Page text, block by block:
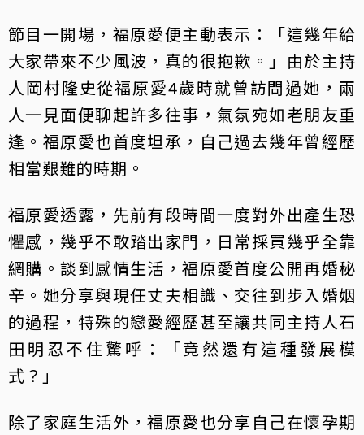
節目一開場，福原愛便主動表示：「這幾年給
大家帶來不少風波，真的很抱歉。」由於主持
人岡村隆史從福原愛4歲時就曾訪問過她，兩
人一見面便聊起許多往事，氣氛宛如老朋友重
逢。福原愛也首度坦承，自己過去幾年曾經歷
相當艱難的時期。
福原愛透露，先前有段時間一度對外出產生恐
懼感，幾乎不敢踏出家門，日常採買幾乎全靠
網購。談到感情生活，福原愛首度公開再婚秘
辛。她分享與現任丈夫相識、交往到步入婚姻
的過程，特殊的戀愛經歷甚至讓共同主持人石
田明忍不住驚呼：「竟然還有這種發展模
式？」
除了家庭生活外，福原愛也分享自己在懷孕期